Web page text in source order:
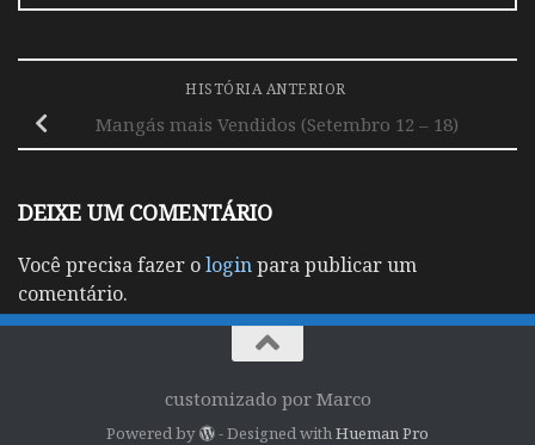
HISTÓRIA ANTERIOR
Mangás mais Vendidos (Setembro 12 – 18)
DEIXE UM COMENTÁRIO
Você precisa fazer ologinpara publicar um
comentário.
customizado por Marco
Powered by - Designed withHueman Pro